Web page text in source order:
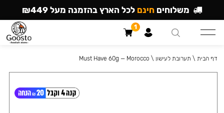
דף הבית \ תערובת לעישון \
Must Have 60g — Morocco
משלוחים חינם לכל הארץ בהזמנה מעל ₪449
1